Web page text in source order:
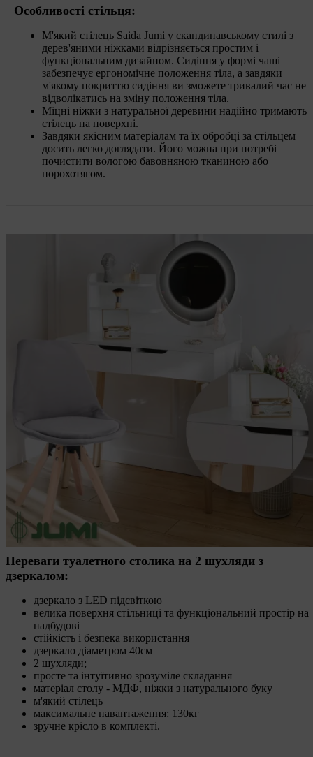
Особливості стільця:
М'який стілець Saida Jumi у скандинавському стилі з
дерев'яними ніжками відрізняється простим і
функціональним дизайном. Сидіння у формі чаші
забезпечує ергономічне положення тіла, а завдяки
м'якому покриттю сидіння ви зможете тривалий час не
відволікатись на зміну положення тіла.
Міцні ніжки з натуральної деревини надійно тримають
стілець на поверхні.
Завдяки якісним матеріалам та їх обробці за стільцем
досить легко доглядати. Його можна при потребі
почистити вологою бавовняною тканиною або
порохотягом.
Переваги туалетного столика на 2 шухляди з
дзеркалом:
дзеркало з LED підсвіткою
велика поверхня стільниці та функціональний простір на
надбудові
стійкість і безпека використання
дзеркало діаметром 40см
2 шухляди;
просте та інтуїтивно зрозуміле складання
матеріал столу - МДФ, ніжки з натурального буку
м'який стілець
максимальне навантаження: 130кг
зручне крісло в комплекті.